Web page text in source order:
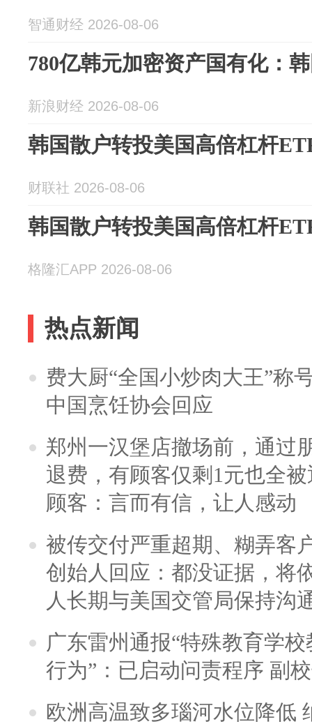
智通财经 2026-08-06
780亿韩元加密资产国有化：
新浪财经 2026-08-06
韩国散户转投美国高倍杠杆
财联社 2026-08-06
韩国散户转投美国高倍杠杆
格隆汇APP 2026-08-06
热点新闻
费大厨“全国小炒肉大王”称
中国烹饪协会回应
郑州一汉堡店撤场前，通过
退费，有顾客仅剩1元也全
顾客：言而有信，让人感动
被传交付严重超期、糊弄客
创始人回应：都没证据，将
人长期与美国交管局保持沟
广东雷州通报“特殊教育学
行为”：已启动问责程序 副
欧洲高温致多瑙河水位降低